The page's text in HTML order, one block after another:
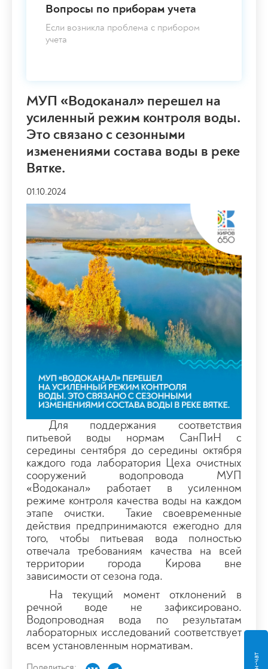
Вопросы по приборам учета
Если возникла проблема с прибором
учета
МУП «Водоканал» перешел на
усиленный режим контроля воды.
Это связано с сезонными
изменениями состава воды в реке
Вятке.
01.10.2024
Для поддержания соответствия
питьевой воды нормам СанПиН с
середины сентября до середины октября
каждого года лаборатория Цеха очистных
сооружений водопровода МУП
«Водоканал» работает в усиленном
режиме контроля качества воды на каждом
этапе очистки.
Такие своевременные
действия предпринимаются ежегодно для
того, чтобы питьевая вода полностью
отвечала требованиям качества на всей
территории города Кирова вне
зависимости от сезона года.
На текущий момент отклонений в
речной воде не зафиксировано.
Водопроводная вода по результатам
лабораторных исследований соответствует
всем установленным нормативам.